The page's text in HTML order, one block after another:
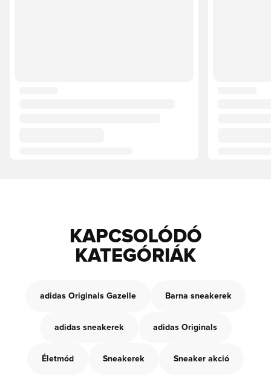
KAPCSOLÓDÓ
KATEGÓRIÁK
adidas Originals Gazelle Barna sneakerek
adidas sneakerek adidas Originals
Életmód Sneakerek Sneaker akció